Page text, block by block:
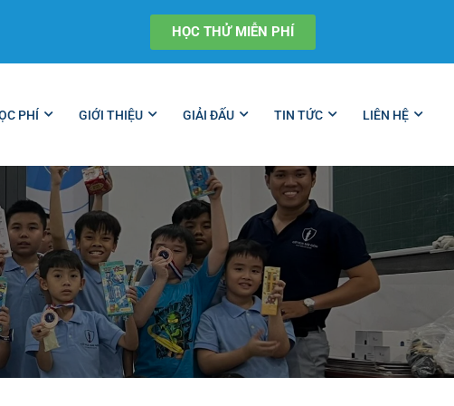
HỌC THỬ MIỄN PHÍ
PHÍ GIỚI THIỆU GIẢI ĐẤU TIN TỨC LIÊN HỆ